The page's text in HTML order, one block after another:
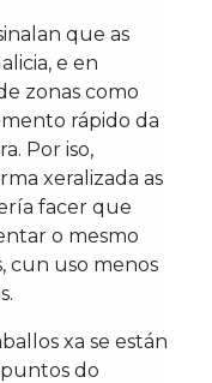
que as
e en
zonas como
rápido da
Por iso,
xeralizada as
facer que
o mesmo
cun uso menos
xa se están
do